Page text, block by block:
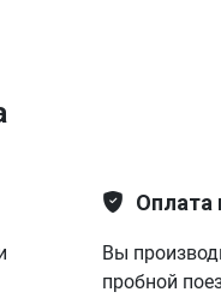
Оплата
Вы
пробной